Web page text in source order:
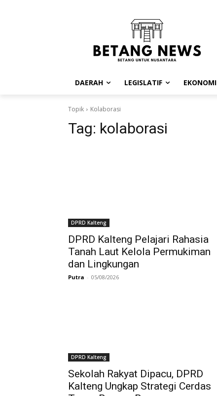
DAERAH LEGISLATIF EKONOMI
Topik Kolaborasi
Tag: kolaborasi
DPRD Kalteng
DPRD Kalteng Pelajari Rahasia
Tanah Laut Kelola Permukiman
dan Lingkungan
Putra - 05/08/2026
DPRD Kalteng
Sekolah Rakyat Dipacu, DPRD
Kalteng Ungkap Strategi Cerdas